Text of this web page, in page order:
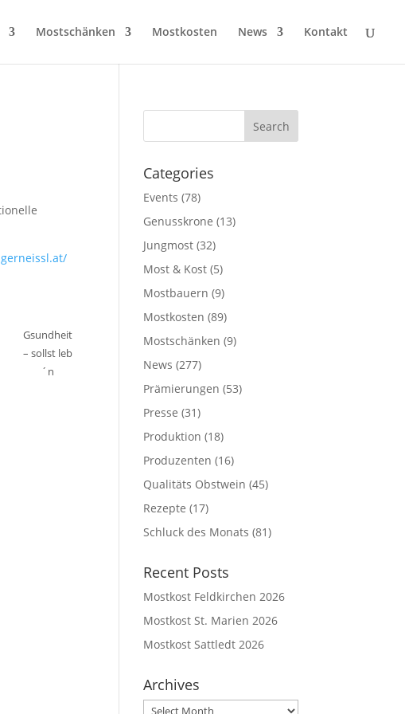
Mostschänken Mostkosten News Kontakt
Gsundheit
– sollst leb
´n
Categories
Events (78)
Genusskrone (13)
Jungmost (32)
Most & Kost (5)
Mostbauern (9)
Mostkosten (89)
Mostschänken (9)
News (277)
Prämierungen (53)
Presse (31)
Produktion (18)
Produzenten (16)
Qualitäts Obstwein (45)
Rezepte (17)
Schluck des Monats (81)
Recent Posts
Mostkost Feldkirchen 2026
Mostkost St. Marien 2026
Mostkost Sattledt 2026
Archives
Archives